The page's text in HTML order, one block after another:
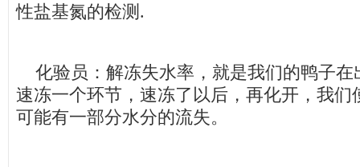
性盐基氮的检测.
化验员：解冻失水率，就是我们的鸭子在
速冻一个环节，速冻了以后，再化开，我们
可能有一部分水分的流失。